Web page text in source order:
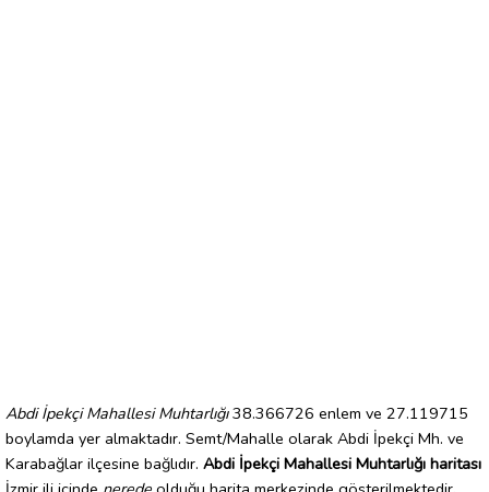
Abdi İpekçi Mahallesi Muhtarlığı38.366726 enlem ve 27.119715
boylamda yer almaktadır. Semt/Mahalle olarak Abdi İpekçi Mh. ve
Karabağlar ilçesine bağlıdır. Abdi İpekçi Mahallesi Muhtarlığı haritası